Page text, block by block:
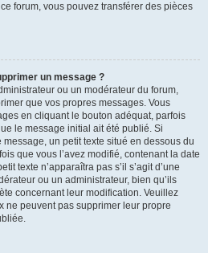
forum, vous pouvez transférer des pièces
un message ?
ou un modérateur du forum,
que vos propres messages. Vous
en cliquant le bouton adéquat, parfois
le message initial ait été publié. Si
un petit texte situé en dessous du
que vous l’avez modifié, contenant la date
texte n’apparaîtra pas s’il s’agit d’une
ou un administrateur, bien qu’ils
concernant leur modification. Veuillez
ne peuvent pas supprimer leur propre